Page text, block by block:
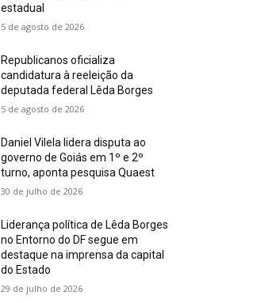
estadual
5 de agosto de 2026
Republicanos oficializa
candidatura à reeleição da
deputada federal Lêda Borges
5 de agosto de 2026
Daniel Vilela lidera disputa ao
governo de Goiás em 1º e 2º
turno, aponta pesquisa Quaest
30 de julho de 2026
Liderança política de Lêda Borges
no Entorno do DF segue em
destaque na imprensa da capital
do Estado
29 de julho de 2026